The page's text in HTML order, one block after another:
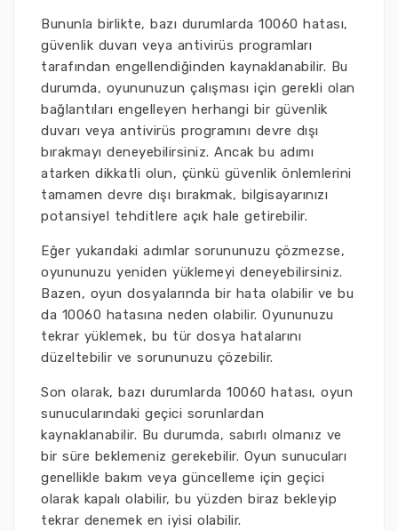
Bununla birlikte, bazı durumlarda 10060 hatası,
güvenlik duvarı veya antivirüs programları
tarafından engellendiğinden kaynaklanabilir. Bu
durumda, oyununuzun çalışması için gerekli olan
bağlantıları engelleyen herhangi bir güvenlik
duvarı veya antivirüs programını devre dışı
bırakmayı deneyebilirsiniz. Ancak bu adımı
atarken dikkatli olun, çünkü güvenlik önlemlerini
tamamen devre dışı bırakmak, bilgisayarınızı
potansiyel tehditlere açık hale getirebilir.
Eğer yukarıdaki adımlar sorununuzu çözmezse,
oyununuzu yeniden yüklemeyi deneyebilirsiniz.
Bazen, oyun dosyalarında bir hata olabilir ve bu
da 10060 hatasına neden olabilir. Oyununuzu
tekrar yüklemek, bu tür dosya hatalarını
düzeltebilir ve sorununuzu çözebilir.
Son olarak, bazı durumlarda 10060 hatası, oyun
sunucularındaki geçici sorunlardan
kaynaklanabilir. Bu durumda, sabırlı olmanız ve
bir süre beklemeniz gerekebilir. Oyun sunucuları
genellikle bakım veya güncelleme için geçici
olarak kapalı olabilir, bu yüzden biraz bekleyip
tekrar denemek en iyisi olabilir.